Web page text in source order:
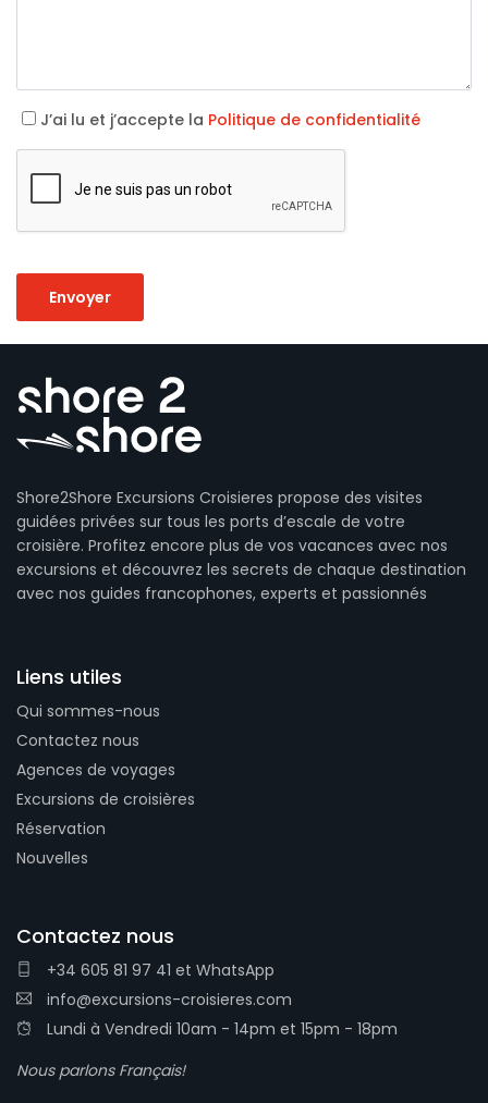
J’ai lu et j’accepte la Politique de confidentialité
Shore2Shore Excursions Croisieres propose des visites
guidées privées sur tous les ports d’escale de votre
croisière. Profitez encore plus de vos vacances avec nos
excursions et découvrez les secrets de chaque destination
avec nos guides francophones, experts et passionnés
Liens utiles
Qui sommes-nous
Contactez nous
Agences de voyages
Excursions de croisières
Réservation
Nouvelles
Contactez nous
+34 605 81 97 41 et WhatsApp
info@excursions-croisieres.com
Lundi à Vendredi 10am - 14pm et 15pm - 18pm
Nous parlons Français!